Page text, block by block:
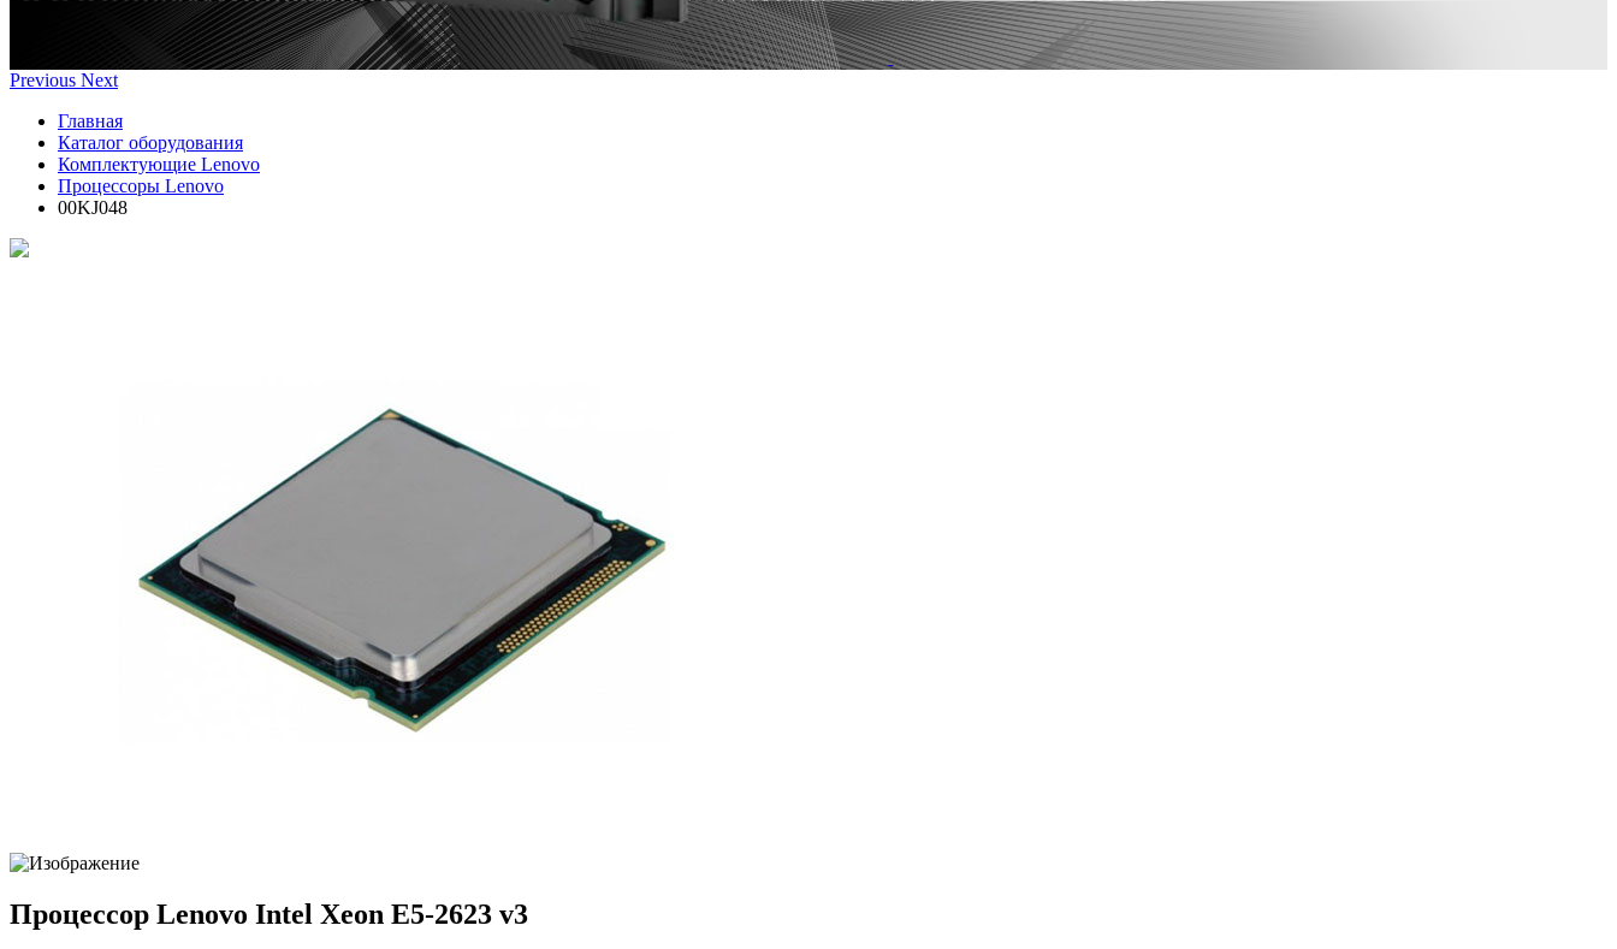
Previous Next
Главная
Каталог оборудования
Комплектующие Lenovo
Процессоры Lenovo
00KJ048
Процессор Lenovo Intel Xeon E5-2623 v3